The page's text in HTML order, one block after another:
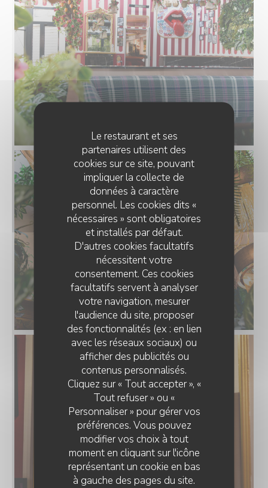
Le restaurant et ses
partenaires utilisent des
cookies sur ce site, pouvant
impliquer la collecte de
données à caractère
personnel. Les cookies dits «
nécessaires » sont obligatoires
et installés par défaut.
D'autres cookies facultatifs
nécessitent votre
consentement. Ces cookies
facultatifs servent à analyser
votre navigation, mesurer
l'audience du site, proposer
des fonctionnalités (ex : en lien
avec les réseaux sociaux) ou
afficher des publicités ou
contenus personnalisés.
Cliquez sur « Tout accepter », «
Tout refuser » ou «
Personnaliser » pour gérer vos
préférences. Vous pouvez
modifier vos choix à tout
moment en cliquant sur l'icône
représentant un cookie en bas
à gauche des pages du site.